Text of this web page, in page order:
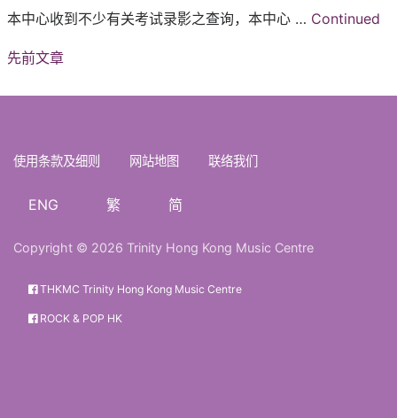
本中心收到不少有关考试录影之查询，本中心 … Continued
文
先前文章
使用条款及细则 网站地图 联络我们
ENG 繁 简
Copyright © 2026 Trinity Hong Kong Music Centre
THKMC Trinity Hong Kong Music Centre
ROCK & POP HK